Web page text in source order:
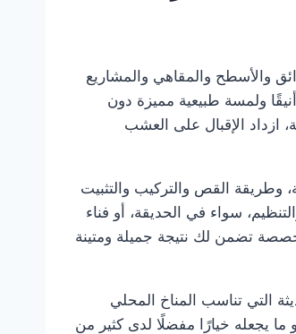
والأسطح والمقاهي والمشاريع
ولمسة طبيعية مميزة دون
ازداد الإقبال على العشب
وطريقة القص والتركيب والتثبيت
سواء في الحديقة، أو فناء
تضمن لك نتيجة جميلة ومتينة
التي تناسب المناخ المحلي
يجعله خيارًا مفضلًا لدى كثير من